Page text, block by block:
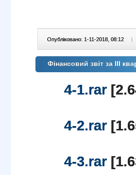
Опубліковано: 1-11-2018, 08:12 |
Фінансовий звіт за ІІІ
4-1.rar
4-2.rar
4-3.rar